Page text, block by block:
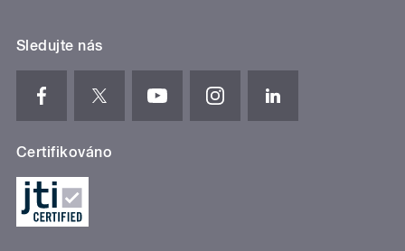
Sledujte nás
Certifikováno